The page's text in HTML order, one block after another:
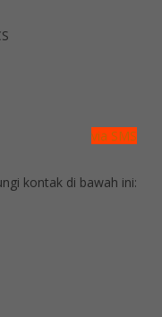
via SMS
kontak di bawah ini: